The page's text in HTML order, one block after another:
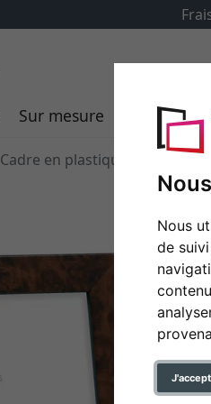
Nous
de
Sur mesure Passe-
Cadre en plastique Amber